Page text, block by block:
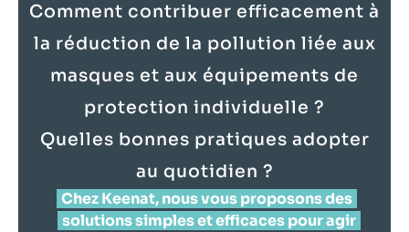
Comment contribuer efficacement à
la réduction de la pollution liée aux
masques et aux équipements de
protection individuelle ?
Quelles bonnes pratiques adopter
au quotidien ?
Chez Keenat, nous vous proposons des
solutions simples et efficaces pour agir